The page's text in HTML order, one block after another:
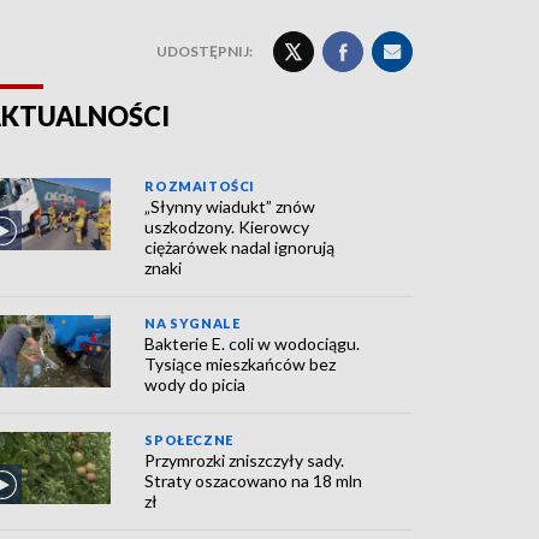
UDOSTĘPNIJ:
ROZMAITOŚCI
„Słynny wiadukt” znów
uszkodzony. Kierowcy
ciężarówek nadal ignorują
znaki
NA SYGNALE
Bakterie E. coli w wodociągu.
Tysiące mieszkańców bez
wody do picia
SPOŁECZNE
Przymrozki zniszczyły sady.
Straty oszacowano na 18 mln
zł